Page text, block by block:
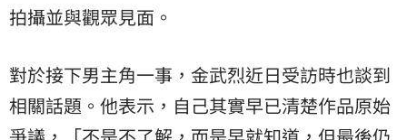
拍攝並與觀眾見面。
對於接下男主角一事，金武烈近日受訪時也談到
相關話題。他表示，自己其實早已清楚作品原始